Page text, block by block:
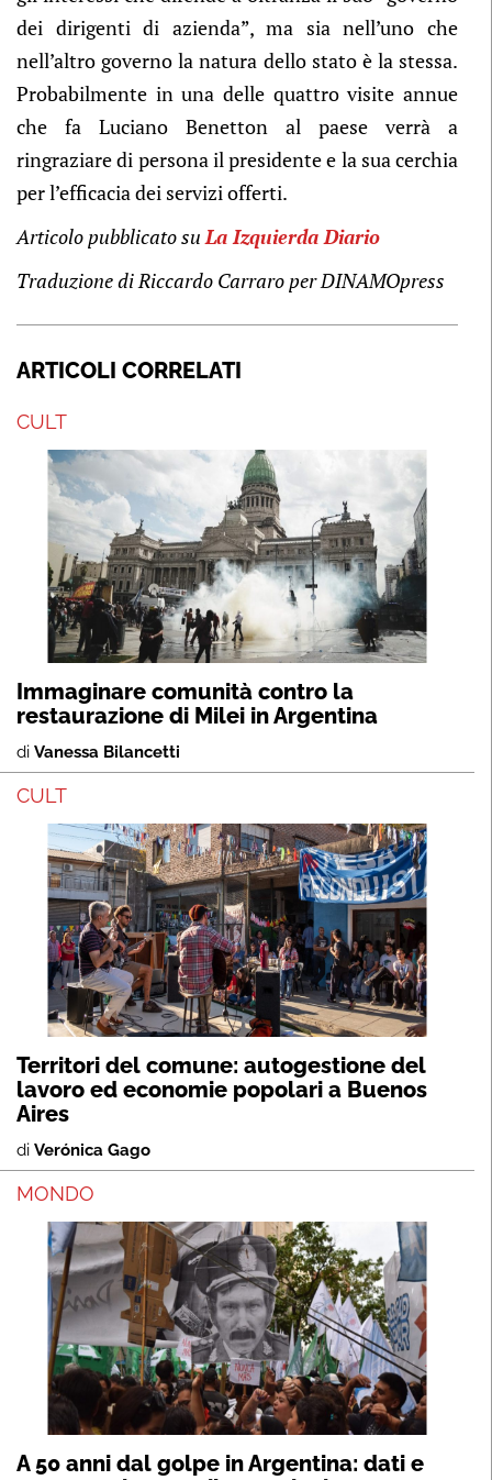
dei dirigenti di azienda”, ma sia nell’uno che
nell’altro governo la natura dello stato è la stessa.
Probabilmente in una delle quattro visite annue
che fa Luciano Benetton al paese verrà a
ringraziare di persona il presidente e la sua cerchia
per l’efficacia dei servizi offerti.
Articolo pubblicato su La Izquierda Diario
Traduzione di Riccardo Carraro per DINAMOpress
ARTICOLI CORRELATI
CULT
Immaginare comunità contro la
restaurazione di Milei in Argentina
di Vanessa Bilancetti
CULT
Territori del comune: autogestione del
lavoro ed economie popolari a Buenos
Aires
di Verónica Gago
MONDO
A 50 anni dal golpe in Argentina: dati e